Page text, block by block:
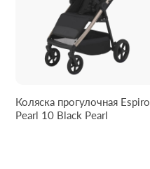
Коляска прогулочная Espiro
Pearl 10 Black Pearl